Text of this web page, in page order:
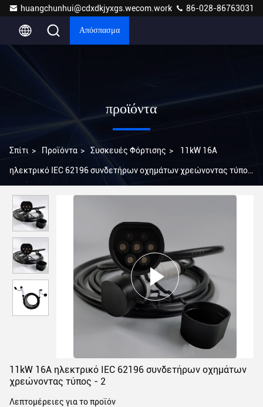
huangchunhui@cdxdkjyxgs.wecom.work 86-028-86763031
Απόσπασμα
προϊόντα
Σπίτι > Προϊόντα > Συσκευές Φόρτισης > 11kW 16A
ηλεκτρικό IEC 62196 συνδετήρων οχημάτων χρεώνοντας τύπος
11kW 16A ηλεκτρικό IEC 62196 συνδετήρων οχημάτων
χρεώνοντας τύπος - 2
Λεπτομέρειες για το προϊόν